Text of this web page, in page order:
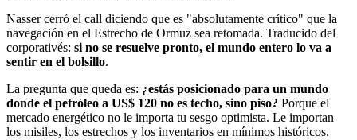
Nasser cerró el call diciendo que es "absolutamente crítico" que la
navegación en el Estrecho de Ormuz sea retomada. Traducido del
corporativés: si no se resuelve pronto, el mundo entero lo va a
sentir en el bolsillo.
La pregunta que queda es: ¿estás posicionado para un mundo
donde el petróleo a US$ 120 no es techo, sino piso? Porque el
mercado energético no le importa tu sesgo optimista. Le importan
los misiles, los estrechos y los inventarios en mínimos históricos.